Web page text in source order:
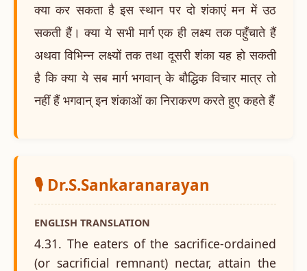
क्या कर सकता है इस स्थान पर दो शंकाएं मन में उठ
सकती हैं। क्या ये सभी मार्ग एक ही लक्ष्य तक पहुँचाते हैं
अथवा विभिन्न लक्ष्यों तक तथा दूसरी शंका यह हो सकती
है कि क्या ये सब मार्ग भगवान् के बौद्धिक विचार मात्र तो
नहीं हैं भगवान् इन शंकाओं का निराकरण करते हुए कहते हैं
🎙️ Dr.S.Sankaranarayan
ENGLISH TRANSLATION
4.31. The eaters of the sacrifice-ordained
(or sacrificial remnant) nectar, attain the